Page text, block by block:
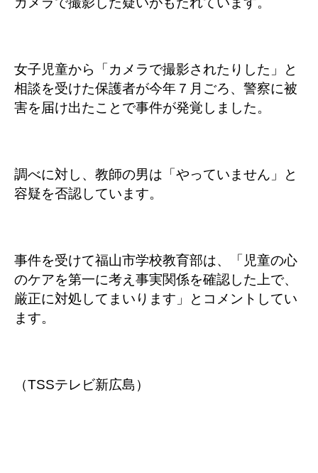
女子児童から「カメラで撮影されたりした」と
相談を受けた保護者が今年７月ごろ、警察に被
害を届け出たことで事件が発覚しました。
調べに対し、教師の男は「やっていません」と
容疑を否認しています。
事件を受けて福山市学校教育部は、「児童の心
のケアを第一に考え事実関係を確認した上で、
厳正に対処してまいります」とコメントしてい
ます。
（TSSテレビ新広島）